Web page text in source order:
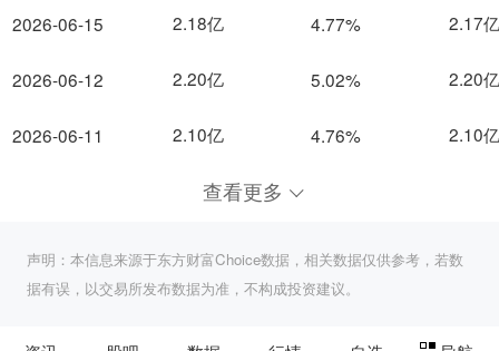
2026-06-15
2026-06-12
2026-06-11
2.18亿 4.77% 2.17亿
2.20亿 5.02% 2.20亿
2.10亿 4.76% 2.10亿
查看更多
声明：本信息来源于东方财富Choice数据，相关数据仅供参考，若数
据有误，以交易所发布数据为准，不构成投资建议。